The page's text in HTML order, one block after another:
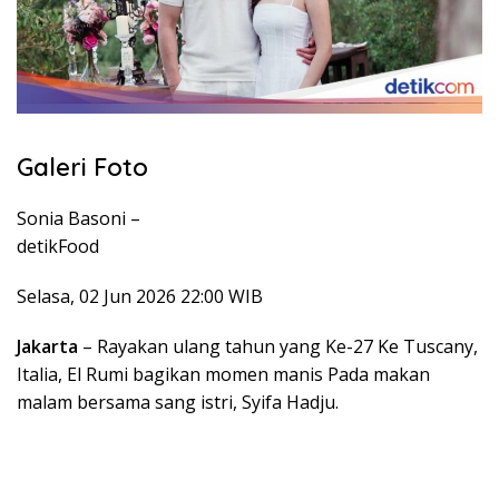
Galeri Foto
Sonia Basoni –
detikFood
Selasa, 02 Jun 2026 22:00 WIB
Jakarta – Rayakan ulang tahun yang Ke-27 Ke Tuscany,
Italia, El Rumi bagikan momen manis Pada makan
malam bersama sang istri, Syifa Hadju.